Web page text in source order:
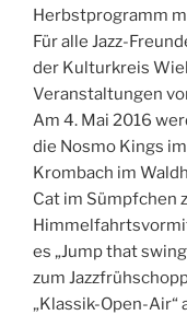
Herbstprogramm
Für alle Jazz-
der Kulturkreis
Veranstaltungen
Am 4. Mai 2016
die Nosmo Kings
Krombach im
Cat im Sümpfchen
es „Jump that
zum
„Klassik-Open-Air“